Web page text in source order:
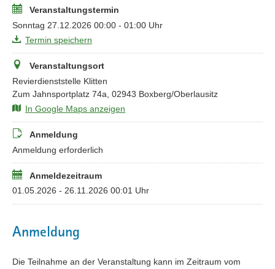
Veranstaltungstermin
Sonntag 27.12.2026 00:00 - 01:00 Uhr
Termin speichern
Veranstaltungsort
Revierdienststelle Klitten
Zum Jahnsportplatz 74a, 02943 Boxberg/Oberlausitz
In Google Maps anzeigen
Anmeldung
Anmeldung erforderlich
Anmeldezeitraum
01.05.2026 - 26.11.2026 00:01 Uhr
Anmeldung
Die Teilnahme an der Veranstaltung kann im Zeitraum vom